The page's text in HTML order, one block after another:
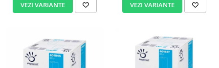
VEZI VARIANTE VEZI VARIANTE